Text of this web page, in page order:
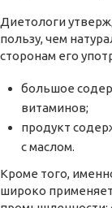
Диетологи
пользу, чем
сторонам его
большое
витаминов;
продукт
с маслом.
Кроме того,
широко